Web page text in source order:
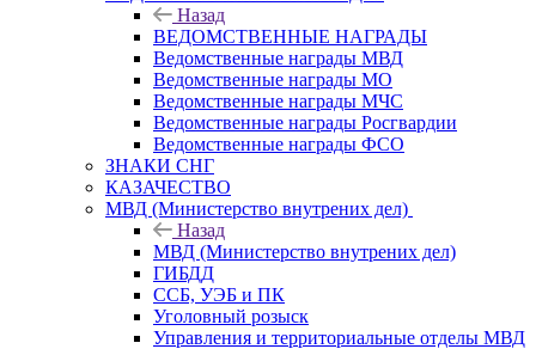
Назад
ВЕДОМСТВЕННЫЕ НАГРАДЫ
Ведомственные награды МВД
Ведомственные награды МО
Ведомственные награды МЧС
Ведомственные награды Росгвардии
Ведомственные награды ФСО
ЗНАКИ СНГ
КАЗАЧЕСТВО
МВД (Министерство внутрених дел)
Назад
МВД (Министерство внутрених дел)
ГИБДД
ССБ, УЭБ и ПК
Уголовный розыск
Управления и территориальные отделы МВД